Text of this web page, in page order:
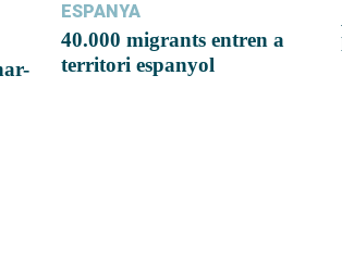
ESPANYA
40.000 migrants entren a
territori espanyol